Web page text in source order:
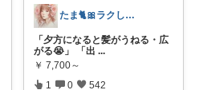
たま🐈🎀ラクして可愛い神コスパ品
「夕方になると髪がうねる・広
がる😭」 「出 ...
￥ 7,700～
1 0 542